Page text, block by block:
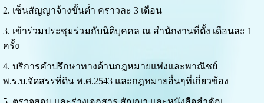
2. เซ็นสัญญาจ้างขั้นต่ำ คราวละ 3 เดือน
3. เข้าร่วมประชุมร่วมกับนิติบุคคล ณ สำนักงานที่ตั้ง เดือนละ 1
ครั้ง
4. บริการคำปรึกษาทางด้านกฎหมายแพ่งและพาณิชย์
พ.ร.บ.จัดสรรที่ดิน พ.ศ.2543 และกฎหมายอื่นๆที่เกี่ยวข้อง